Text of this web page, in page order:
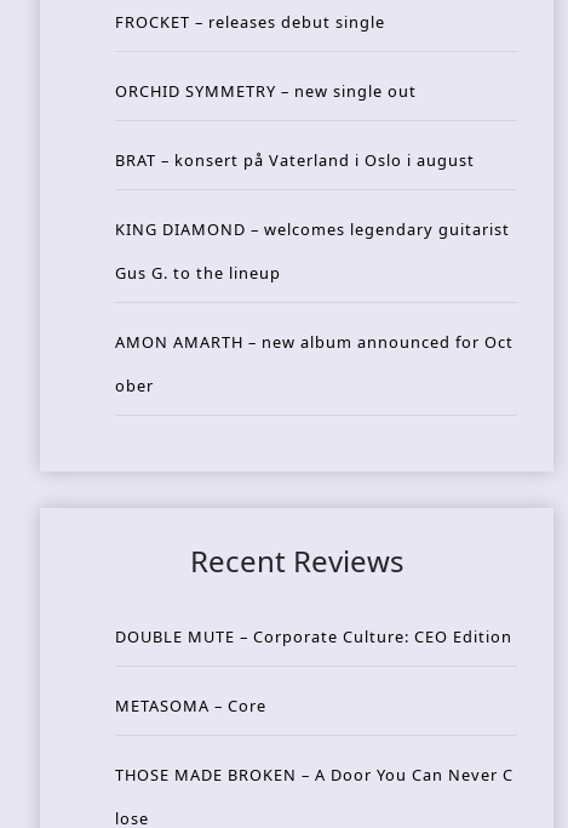
FROCKET – releases debut single
ORCHID SYMMETRY – new single out
BRAT – konsert på Vaterland i Oslo i august
KING DIAMOND – welcomes legendary guitarist
Gus G. to the lineup
AMON AMARTH – new album announced for Oct
ober
Recent Reviews
DOUBLE MUTE – Corporate Culture: CEO Edition
METASOMA – Core
THOSE MADE BROKEN – A Door You Can Never C
lose